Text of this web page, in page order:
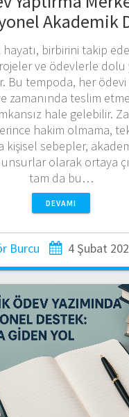
Akademik
birbirini takip
ve ödevlerle
Bu tempoda, her
zamanında teslim
hale gelebilir.
hakim olmama,
kişisel sebepler,
olarak ortaya
tam da bu…
DEVAMI
Burcu 4 Şubat